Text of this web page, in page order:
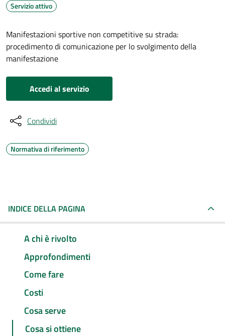
Servizio attivo
Manifestazioni sportive non competitive su strada:
procedimento di comunicazione per lo svolgimento della
manifestazione
Accedi al servizio
Condividi
Normativa di riferimento
INDICE DELLA PAGINA
A chi è rivolto
Approfondimenti
Come fare
Costi
Cosa serve
Cosa si ottiene